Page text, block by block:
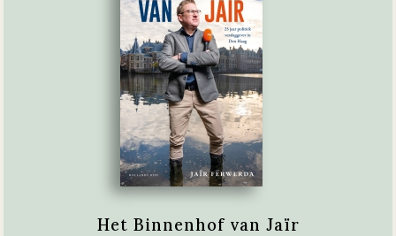
Het Binnenhof van Jaïr